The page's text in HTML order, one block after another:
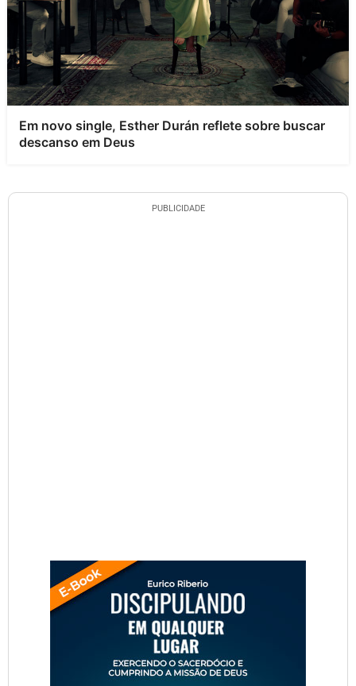
Em novo single, Esther Durán reflete sobre buscar
descanso em Deus
PUBLICIDADE